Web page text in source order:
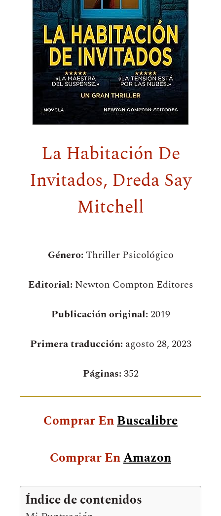
La Habitación De
Invitados, Dreda Say
Mitchell
Género: Thriller Psicológico
Editorial: Newton Compton Editores
Publicación original: 2019
Primera traducción: agosto 28, 2023
Páginas: 352
Comprar EnBuscalibre
Comprar EnAmazon
Índice de contenidos